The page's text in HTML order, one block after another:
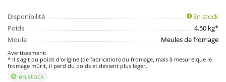
Disponibilité
En stock
Poids
4.50 kg*
Moule
Meules de fromage
Avertissement:
* Il s'agit du poids d'origine (de fabrication) du fromage, mais à mesure que le
fromage mûrit, il perd du poids et devient plus léger.
en stock